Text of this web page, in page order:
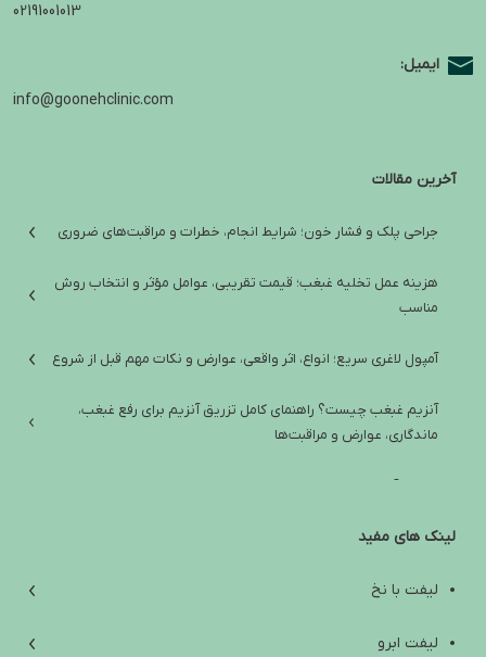
02191001013
ایمیل:
info@goonehclinic.com
آخرین مقالات
جراحی پلک و فشار خون؛ شرایط انجام، خطرات و مراقبت‌های ضروری
هزینه عمل تخلیه غبغب؛ قیمت تقریبی، عوامل مؤثر و انتخاب روش
مناسب
آمپول لاغری سریع؛ انواع، اثر واقعی، عوارض و نکات مهم قبل از شروع
آنزیم غبغب چیست؟ راهنمای کامل تزریق آنزیم برای رفع غبغب،
ماندگاری، عوارض و مراقبت‌ها
تفاوت آمپول لاغری ایرانی و خارجی؛ راهنمای انتخاب ایمن و واقع‌بینانه
آب کردن غبغب: از علت‌ها و تمرین‌های خانگی تا روش‌های کلینیکی مؤثر
افتادگی پوست زیر چانه؛ علت‌ها، راه‌های درمان و انتخاب بهترین روش
بهترین آمپول لاغری خارجی؛ راهنمای انتخاب ایمن بین اوزمپیک،
لینک های مفید
لیفت با نخ
لیفت ابرو